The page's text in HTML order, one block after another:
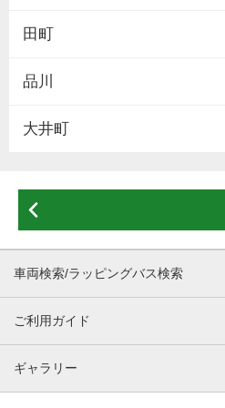
田町
品川
大井町

車両検索/ラッピングバス検索
ご利用ガイド
ギャラリー